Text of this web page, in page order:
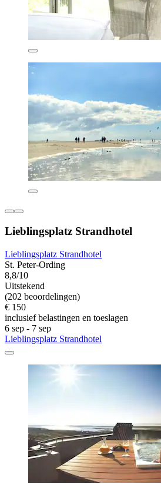
Lieblingsplatz Strandhotel
Lieblingsplatz Strandhotel
St. Peter-Ording
8,8/10
Uitstekend
(202 beoordelingen)
€ 150
inclusief belastingen en toeslagen
6 sep - 7 sep
Lieblingsplatz Strandhotel